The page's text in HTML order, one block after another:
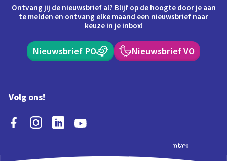
Ontvang jij de nieuwsbrief al? Blijf op de hoogte door je aan
te melden en ontvang elke maand een nieuwsbrief naar
keuze in je inbox!
Nieuwsbrief PO Nieuwsbrief VO
Volg ons!